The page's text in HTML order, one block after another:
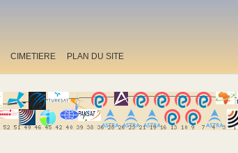
CIMETIERE PLAN DU SITE